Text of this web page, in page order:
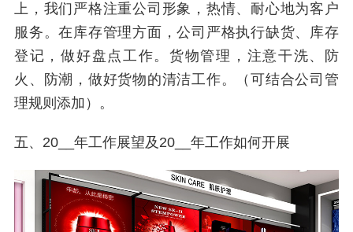
上，我们严格注重公司形象，热情、耐心地为客户
服务。在库存管理方面，公司严格执行缺货、库存
登记，做好盘点工作。货物管理，注意干洗、防
火、防潮，做好货物的清洁工作。（可结合公司管
理规则添加）。
五、20__年工作展望及20__年工作如何开展